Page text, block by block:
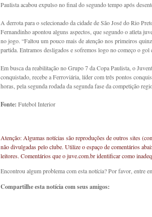
Paulista acabou expulso no final do segundo tempo após
A derrota para o selecionado da cidade de São José do Rio
Fernandinho apontou alguns aspectos, que segundo o atleta
no jogo. “Faltou um pouco mais de atenção nos primeiros
partida. Entramos desligados e sofremos logo no começo o
Em busca da reabilitação no Grupo 7 da Copa Paulista, o
conquistado, recebe a Ferroviária, líder com três pontos
horas, pela segunda rodada da segunda fase da competição
Fonte: Futebol Interior
Atenção: Algumas notícias são reproduções de outros sites
não divulgadas pelo clube. Utilize o espaço de comentários
leitores. Comentários que o juve.com.br identificar como
Encontrou algum problema com esta notícia? Por favor, entre
Compartilhe esta notícia com seus amigos: